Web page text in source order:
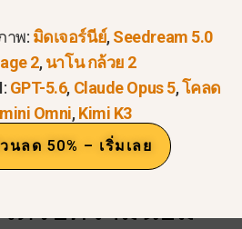
สื่อสารของคุณ รวมถึงลักษณะเฉ
าศของบทสนทนา AI ของคุณ.
หรับปีที่กำลังจะมาถึงของคุณ.
เปลี่ยนการโต้ตอบกับ AI ของ
ด้รับความนิยม
าพ: มิดเจอร์นีย์,Seedream 5.0
2,นาโน กล้วย 2
GPT-5.6, Claude Opus 5,โคลด
Omni,Kimi K3
นลด 50% – เริ่มเลย